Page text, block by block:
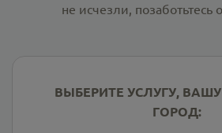
не исчезли, позаботьтесь
ВЫБЕРИТЕ УСЛУГУ,
ГОРОД: